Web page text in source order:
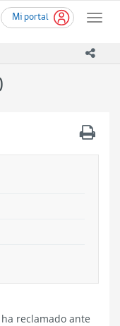
Mi portal
Toggle
reclamado ante